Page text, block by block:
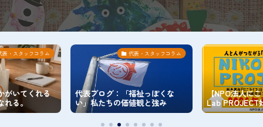
代表・スタッフコラム
ログ：「福祉っぽくな
たちの価値観と強み
【NPO法人にこまる NIKO-
Lab PROJECT始動です！！】
お知
した